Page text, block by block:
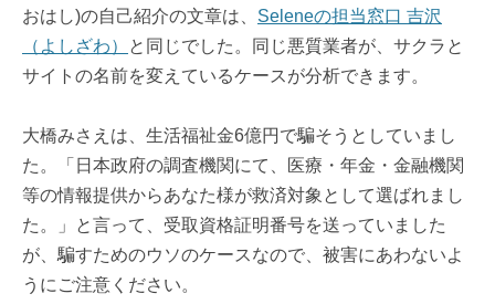
おはし)の自己紹介の文章は、 Seleneの担当窓口 吉沢
（よしざわ）
と同じでした。同じ悪質業者が、サクラと
サイトの名前を変えているケースが分析できます。
大橋みさえは、生活福祉金6億円で騙そうとしていまし
た。「日本政府の調査機関にて、医療・年金・金融機関
等の情報提供からあなた様が救済対象として選ばれまし
た。」と言って、受取資格証明番号を送っていました
が、騙すためのウソのケースなので、被害にあわないよ
うにご注意ください。